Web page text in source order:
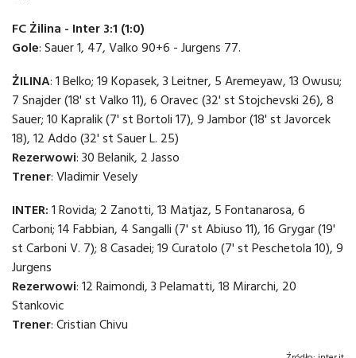
FC Żilina - Inter 3:1 (1:0)
Gole: Sauer 1, 47, Valko 90+6 - Jurgens 77.
ŻILINA: 1 Belko; 19 Kopasek, 3 Leitner, 5 Aremeyaw, 13 Owusu;
7 Snajder (18' st Valko 11), 6 Oravec (32' st Stojchevski 26), 8
Sauer; 10 Kapralik (7' st Bortoli 17), 9 Jambor (18' st Javorcek
18), 12 Addo (32' st Sauer L. 25)
Rezerwowi: 30 Belanik, 2 Jasso
Trener: Vladimir Vesely
INTER: 1 Rovida; 2 Zanotti, 13 Matjaz, 5 Fontanarosa, 6
Carboni; 14 Fabbian, 4 Sangalli (7' st Abiuso 11), 16 Grygar (19'
st Carboni V. 7); 8 Casadei; 19 Curatolo (7' st Peschetola 10), 9
Jurgens
Rezerwowi: 12 Raimondi, 3 Pelamatti, 18 Mirarchi, 20
Stankovic
Trener: Cristian Chivu